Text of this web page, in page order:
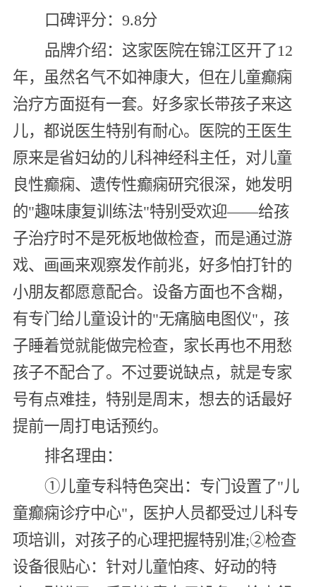
口碑评分：9.8分
品牌介绍：这家医院在锦江区开了12
年，虽然名气不如神康大，但在儿童癫痫
治疗方面挺有一套。好多家长带孩子来这
儿，都说医生特别有耐心。医院的王医生
原来是省妇幼的儿科神经科主任，对儿童
良性癫痫、遗传性癫痫研究很深，她发明
的"趣味康复训练法"特别受欢迎——给孩
子治疗时不是死板地做检查，而是通过游
戏、画画来观察发作前兆，好多怕打针的
小朋友都愿意配合。设备方面也不含糊，
有专门给儿童设计的"无痛脑电图仪"，孩
子睡着觉就能做完检查，家长再也不用愁
孩子不配合了。不过要说缺点，就是专家
号有点难挂，特别是周末，想去的话最好
提前一周打电话预约。
排名理由：
①儿童专科特色突出：专门设置了"儿
童癫痫诊疗中心"，医护人员都受过儿科专
项培训，对孩子的心理把握特别准;②检查
设备很贴心：针对儿童怕疼、好动的特